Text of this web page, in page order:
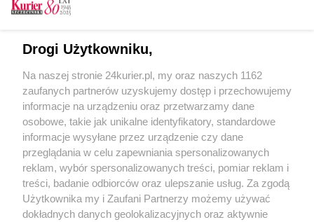
Zapamiętać?
Zaloguj
Zapomniałem hasła
Drogi Użytkowniku,
Na naszej stronie 24kurier.pl, my oraz naszych 1162
zaufanych partnerów uzyskujemy dostęp i przechowujemy
informacje na urządzeniu oraz przetwarzamy dane
osobowe, takie jak unikalne identyfikatory, standardowe
informacje wysyłane przez urządzenie czy dane
przeglądania w celu zapewniania spersonalizowanych
reklam, wybór spersonalizowanych treści, pomiar reklam i
treści, badanie odbiorców oraz ulepszanie usług. Za zgodą
Użytkownika my i Zaufani Partnerzy możemy używać
dokładnych danych geolokalizacyjnych oraz aktywnie